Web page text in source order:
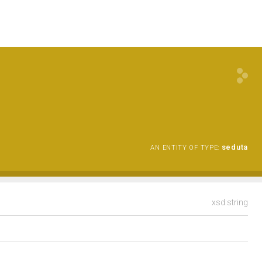
AN ENTITY OF TYPE: seduta
xsd:string